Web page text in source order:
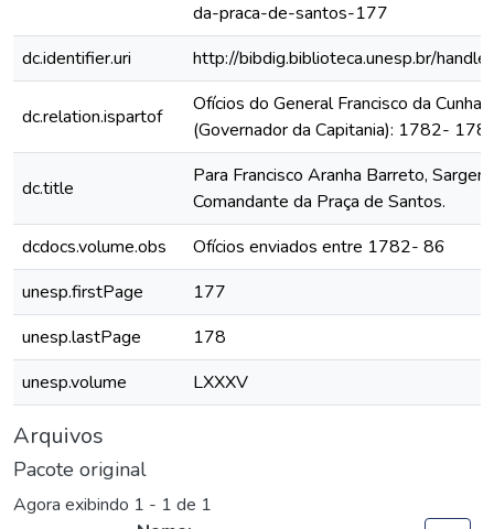
da-praca-de-santos-177
dc.identifier.uri
http://bibdig.biblioteca.unesp.br/
dc.relation.ispartof
Ofícios do General Francisco da Cunha
(Governador da Capitania): 1782-
dc.title
Para Francisco Aranha Barreto,
Comandante da Praça de Santos.
dcdocs.volume.obs
Ofícios enviados entre 1782- 86
unesp.firstPage
177
unesp.lastPage
178
unesp.volume
LXXXV
Arquivos
Pacote original
Agora exibindo 1 - 1 de 1